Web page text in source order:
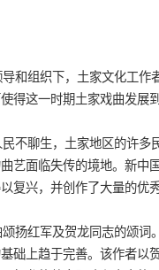
和组织下，土家文化工作
得这一时期土家戏曲发展
不聊生，土家地区的许多
艺面临失传的境地。新中
复兴，并创作了大量的优
扬红军及贺龙同志的颂词
础上趋于完善。该作者以